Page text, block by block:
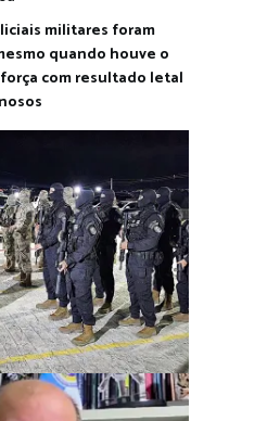
militares foram
quando houve o
com resultado letal